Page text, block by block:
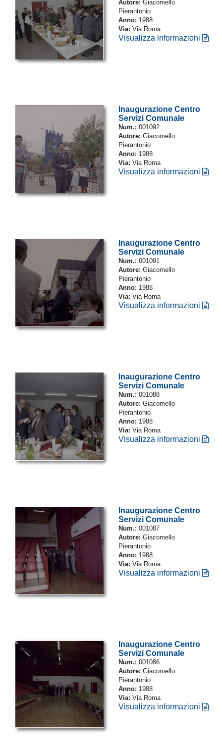
Autore: Giacomello
Pierantonio
Anno: 1988
Via: Via Roma
Visualizza informazioni
Inaugurazione Centro
Servizi Comunale
Num.: 001092
Autore: Giacomello
Pierantonio
Anno: 1988
Via: Via Roma
Visualizza informazioni
Inaugurazione Centro
Servizi Comunale
Num.: 001091
Autore: Giacomello
Pierantonio
Anno: 1988
Via: Via Roma
Visualizza informazioni
Inaugurazione Centro
Servizi Comunale
Num.: 001088
Autore: Giacomello
Pierantonio
Anno: 1988
Via: Via Roma
Visualizza informazioni
Inaugurazione Centro
Servizi Comunale
Num.: 001087
Autore: Giacomello
Pierantonio
Anno: 1988
Via: Via Roma
Visualizza informazioni
Inaugurazione Centro
Servizi Comunale
Num.: 001086
Autore: Giacomello
Pierantonio
Anno: 1988
Via: Via Roma
Visualizza informazioni